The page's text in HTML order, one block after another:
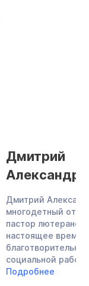
Дмитрий
Дмитрий
многодетный
пастор
настоящее время
социальной
Подробнее